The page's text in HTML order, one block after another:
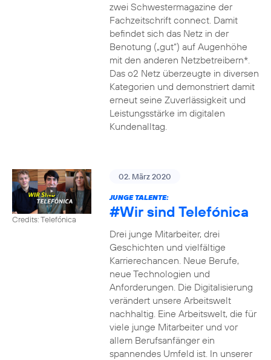
zwei Schwestermagazine der
Fachzeitschrift connect. Damit
befindet sich das Netz in der
Benotung („gut“) auf Augenhöhe
mit den anderen Netzbetreibern*.
Das o2 Netz überzeugte in diversen
Kategorien und demonstriert damit
erneut seine Zuverlässigkeit und
Leistungsstärke im digitalen
Kundenalltag.
Credits: Telefónica
02. März 2020
JUNGE TALENTE:
#Wirsind Telefónica
Drei junge Mitarbeiter, drei
Geschichten und vielfältige
Karrierechancen. Neue Berufe,
neue Technologien und
Anforderungen. Die Digitalisierung
verändert unsere Arbeitswelt
nachhaltig. Eine Arbeitswelt, die für
viele junge Mitarbeiter und vor
allem Berufsanfänger ein
spannendes Umfeld ist. In unserer